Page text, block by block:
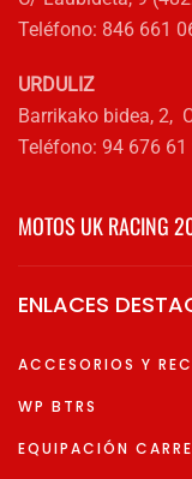
Teléfono: 846 661
URDULIZ
Barrikako bidea, 2,
Teléfono: 94 676 61
MOTOS UK RACING
ENLACES
ACCESORIOS Y
WP BTRS
EQUIPACIÓN